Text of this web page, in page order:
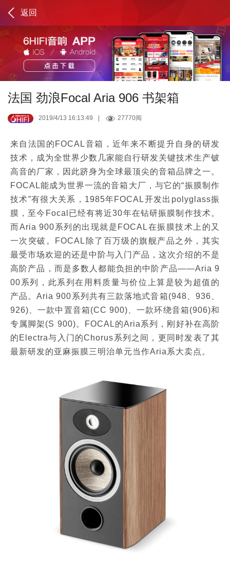
返回
法国 劲浪Focal Aria 906 书架箱
2019/4/13 16:13:49 27770阅
来自法国的FOCAL音箱，近年来不断提升自身的研发
技术，成为全世界少数几家能自行研发关键技术生产铍
高音的厂家，因此跻身为全球最顶尖的音箱品牌之一。
FOCAL能成为世界一流的音箱大厂，与它的“振膜制作
技术”有很大关系，1985年FOCAL开发出polyglass振
膜，至今Focal已经有将近30年在钻研振膜制作技术。
而Aria 900系列的出现就是FOCAL在振膜技术上的又
一次突破。FOCAL除了百万级的旗舰产品之外，其实
最受市场欢迎的还是中阶与入门产品，这次介绍的不是
高阶产品，而是多数人都能负担的中阶产品——Aria 9
00系列，此系列在用料质量与价位上算是较为超值的
产品。Aria 900系列共有三款落地式音箱(948、936、
926)、一款中置音箱(CC 900)、一款环绕音箱(906)和
专属脚架(S 900)。FOCAL的Aria系列，刚好补在高阶
的Electra与入门的Chorus系列之间，更同时发表了其
最新研发的亚麻振膜三明治单元当作Aria系大卖点。